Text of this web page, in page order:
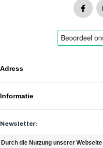
Adress
Informatie
Newsletter:
Durch die Nutzung unserer